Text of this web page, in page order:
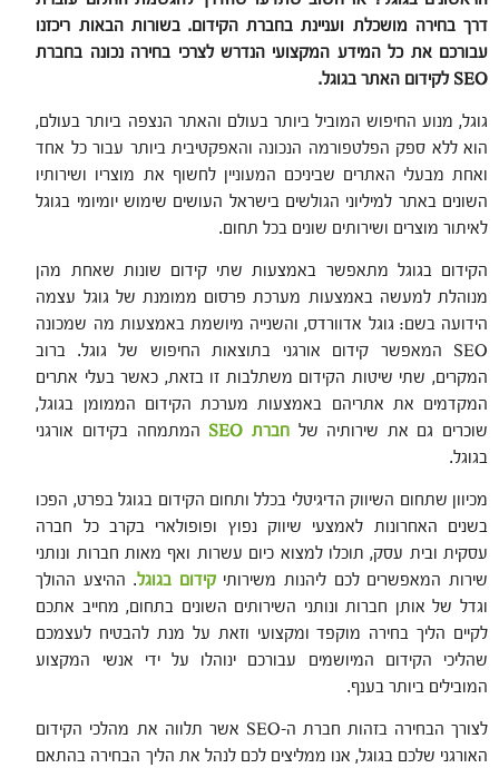
דרך בחירה מושכלת ועניינת בחברת הקידום. בשורות הבאות ריכזנו
עבורכם את כל המידע המקצועי הנדרש לצרכי בחירה נכונה בחברת
SEO לקידום האתר בגוגל.
גוגל, מנוע החיפוש המוביל ביותר בעולם והאתר הנצפה ביותר בעולם,
הוא ללא ספק הפלטפורמה הנכונה והאפקטיבית ביותר עבור כל אחד
ואחת מבעלי האתרים שביניכם המעוניין לחשוף את מוצריו ושירותיו
השונים באתר למיליוני הגולשים בישראל העושים שימוש יומיומי בגוגל
לאיתור מוצרים ושירותים שונים בכל תחום.
הקידום בגוגל מתאפשר באמצעות שתי קידום שונות שאחת מהן
מנוהלת למעשה באמצעות מערכת פרסום ממומנת של גוגל עצמה
הידועה בשם: גוגל אדוורדס, והשנייה מיושמת באמצעות מה שמכונה
SEO המאפשר קידום אורגני בתוצאות החיפוש של גוגל. ברוב
המקרים, שתי שיטות הקידום משתלבות זו בזאת, כאשר בעלי אתרים
המקדמים את אתריהם באמצעות מערכת הקידום הממומן בגוגל,
שוכרים גם את שירותיה שלחברת SEO
המתמחה בקידום אורגני
בגוגל.
מכיוון שתחום השיווק הדיגיטלי בכלל ותחום הקידום בגוגל בפרט, הפכו
בשנים האחרונות לאמצעי שיווק נפוץ ופופולארי בקרב כל חברה
עסקית ובית עסק, תוכלו למצוא כיום עשרות ואף מאות חברות ונותני
שירות המאפשרים לכם ליהנות משירותיקידום בגוגל. ההיצע ההולך
וגדל של אותן חברות ונותני השירותים השונים בתחום, מחייב אתכם
לקיים הליך בחירה מוקפד ומקצועי וזאת על מנת להבטיח לעצמכם
שהליכי הקידום המיושמים עבורכם ינוהלו על ידי אנשי המקצוע
המובילים ביותר בענף.
לצורך הבחירה בזהות חברת ה-SEO אשר תלווה את מהלכי הקידום
האורגני שלכם בגוגל, אנו ממליצים לכם לנהל את הליך הבחירה בהתאם